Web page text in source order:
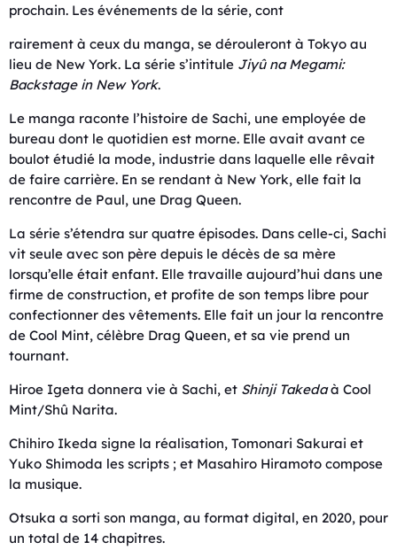
prochain. Les événements de la série, cont
rairement à ceux du manga, se dérouleront à Tokyo au
lieu de New York. La série s’intitule Jiyû na Megami:
Backstage in New York.
Le manga raconte l’histoire de Sachi, une employée de
bureau dont le quotidien est morne. Elle avait avant ce
boulot étudié la mode, industrie dans laquelle elle rêvait
de faire carrière. En se rendant à New York, elle fait la
rencontre de Paul, une Drag Queen.
La série s’étendra sur quatre épisodes. Dans celle-ci, Sachi
vit seule avec son père depuis le décès de sa mère
lorsqu’elle était enfant. Elle travaille aujourd’hui dans une
firme de construction, et profite de son temps libre pour
confectionner des vêtements. Elle fait un jour la rencontre
de Cool Mint, célèbre Drag Queen, et sa vie prend un
tournant.
Hiroe Igeta donnera vie à Sachi, et Shinji Takedaà Cool
Mint/Shû Narita.
Chihiro Ikeda signe la réalisation, Tomonari Sakurai et
Yuko Shimoda les scripts ; et Masahiro Hiramoto compose
la musique.
Otsuka a sorti son manga, au format digital, en 2020, pour
un total de 14 chapitres.